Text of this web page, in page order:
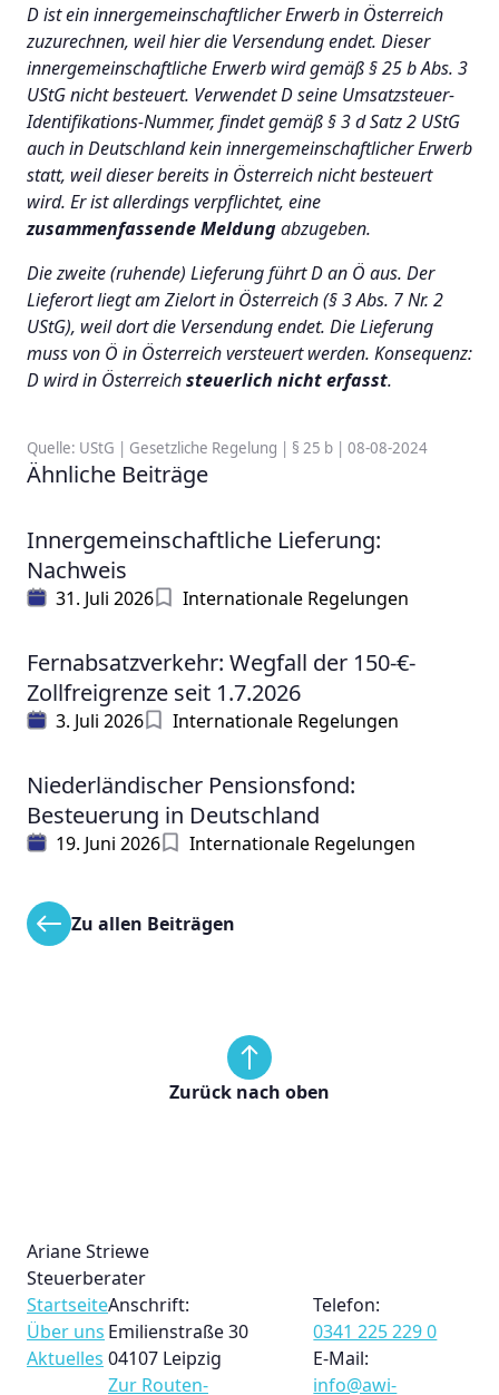
D ist ein innergemeinschaftlicher Erwerb in Österreich
zuzurechnen, weil hier die Versendung endet. Dieser
innergemeinschaftliche Erwerb wird gemäß § 25 b Abs. 3
UStG nicht besteuert. Verwendet D seine Umsatzsteuer-
Identifikations-Nummer, findet gemäß § 3 d Satz 2 UStG
auch in Deutschland kein innergemeinschaftlicher Erwerb
statt, weil dieser bereits in Österreich nicht besteuert
wird. Er ist allerdings verpflichtet, eine
zusammenfassende Meldungabzugeben.
Die zweite (ruhende) Lieferung führt D an Ö aus. Der
Lieferort liegt am Zielort in Österreich (§ 3 Abs. 7 Nr. 2
UStG), weil dort die Versendung endet. Die Lieferung
muss von Ö in Österreich versteuert werden. Konsequenz:
D wird in Österreichsteuerlich nicht erfasst.
Quelle: UStG | Gesetzliche Regelung | § 25 b | 08-08-2024
Ähnliche Beiträge
Innergemeinschaftliche Lieferung:
Nachweis
31. Juli 2026 Internationale Regelungen
Fernabsatzverkehr: Wegfall der 150-€-
Zollfreigrenze seit 1.7.2026
3. Juli 2026 Internationale Regelungen
Niederländischer Pensionsfond:
Besteuerung in Deutschland
19. Juni 2026 Internationale Regelungen
Zu allen Beiträgen
Zurück nach oben
Ariane Striewe
Steuerberater
Startseite
Über uns
Aktuelles
Anschrift:
Emilienstraße 30
04107 Leipzig
Zur Routen­
Telefon:
0341 225 229 0
E-Mail:
info@awi-